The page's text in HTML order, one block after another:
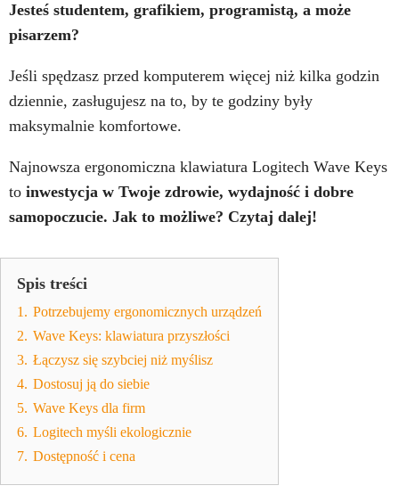
Jesteś studentem, grafikiem, programistą, a może
pisarzem?
Jeśli spędzasz przed komputerem więcej niż kilka godzin
dziennie, zasługujesz na to, by te godziny były
maksymalnie komfortowe.
Najnowsza ergonomiczna klawiatura Logitech Wave Keys
to inwestycja w Twoje zdrowie, wydajność i dobre
samopoczucie. Jak to możliwe? Czytaj dalej!
Spis treści
1. Potrzebujemy ergonomicznych urządzeń
2. Wave Keys: klawiatura przyszłości
3. Łączysz się szybciej niż myślisz
4. Dostosuj ją do siebie
5. Wave Keys dla firm
6. Logitech myśli ekologicznie
7. Dostępność i cena